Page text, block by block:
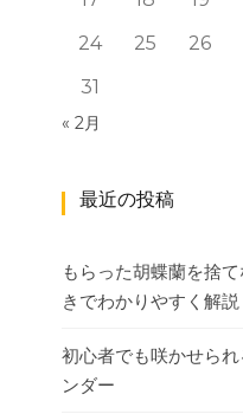
24
25 26
31
« 2月
最近の投稿
もらった胡蝶蘭を捨
きでわかりやすく解説
初心者でも咲かせら
ンダー